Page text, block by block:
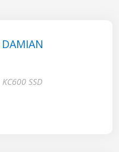
DAMIAN
SSD